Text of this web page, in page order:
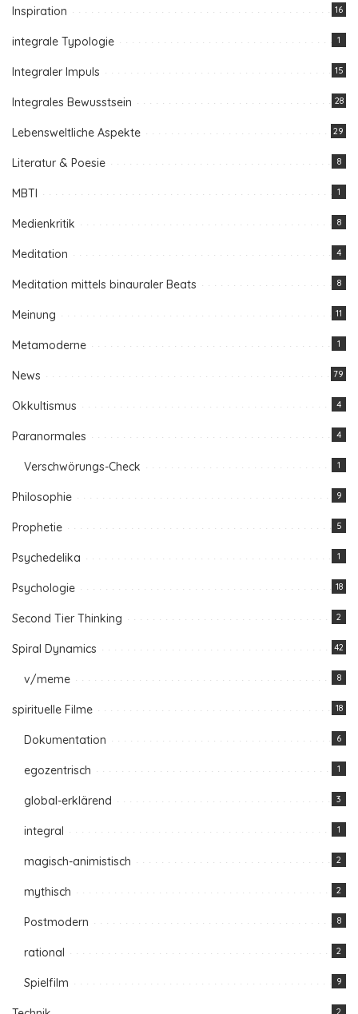
Inspiration 16
integrale Typologie 1
Integraler Impuls 15
Integrales Bewusstsein 28
Lebensweltliche Aspekte 29
Literatur & Poesie 8
MBTI 1
Medienkritik 8
Meditation 4
Meditation mittels binauraler Beats 8
Meinung 11
Metamoderne 1
News 79
Okkultismus 4
Paranormales 4
Verschwörungs-Check 1
Philosophie 9
Prophetie 5
Psychedelika 1
Psychologie 18
Second Tier Thinking 2
Spiral Dynamics 42
v/meme 8
spirituelle Filme 18
Dokumentation 6
egozentrisch 1
global-erklärend 3
integral 1
magisch-animistisch 2
mythisch 2
Postmodern 8
rational 2
Spielfilm 9
2